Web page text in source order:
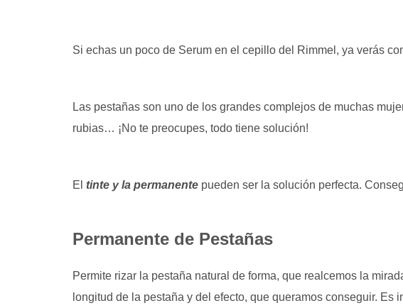
Si echas un poco de Serum en el cepillo del Rimmel, ya verás
Las pestañas son uno de los grandes complejos de muchas
rubias… ¡No te preocupes, todo tiene solución!
El tinte y la permanente pueden ser la solución perfecta.
Permanente de Pestañas
Permite rizar la pestaña natural de forma, que realcemos la
longitud de la pestaña y del efecto, que queramos conseguir. Es